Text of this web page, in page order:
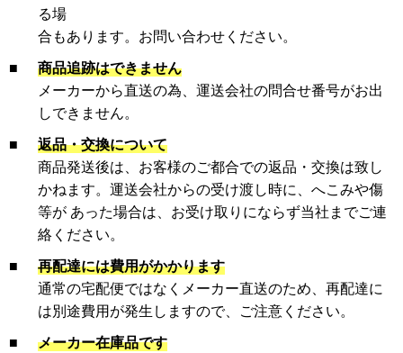
る場
合もあります。お問い合わせください。
■
商品追跡はできません
メーカーから直送の為、運送会社の問合せ番号がお出
しできません。
■
返品・交換について
商品発送後は、お客様のご都合での返品・交換は致し
かねます。運送会社からの受け渡し時に、へこみや傷
等が あった場合は、お受け取りにならず当社までご連
絡ください。
■
再配達には費用がかかります
通常の宅配便ではなくメーカー直送のため、再配達に
は別途費用が発生しますので、ご注意ください。
■
メーカー在庫品です